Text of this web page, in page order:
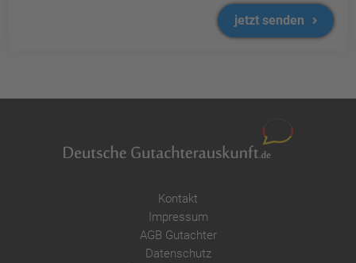
jetzt senden
Kontakt
Impressum
AGB Gutachter
Datenschutz